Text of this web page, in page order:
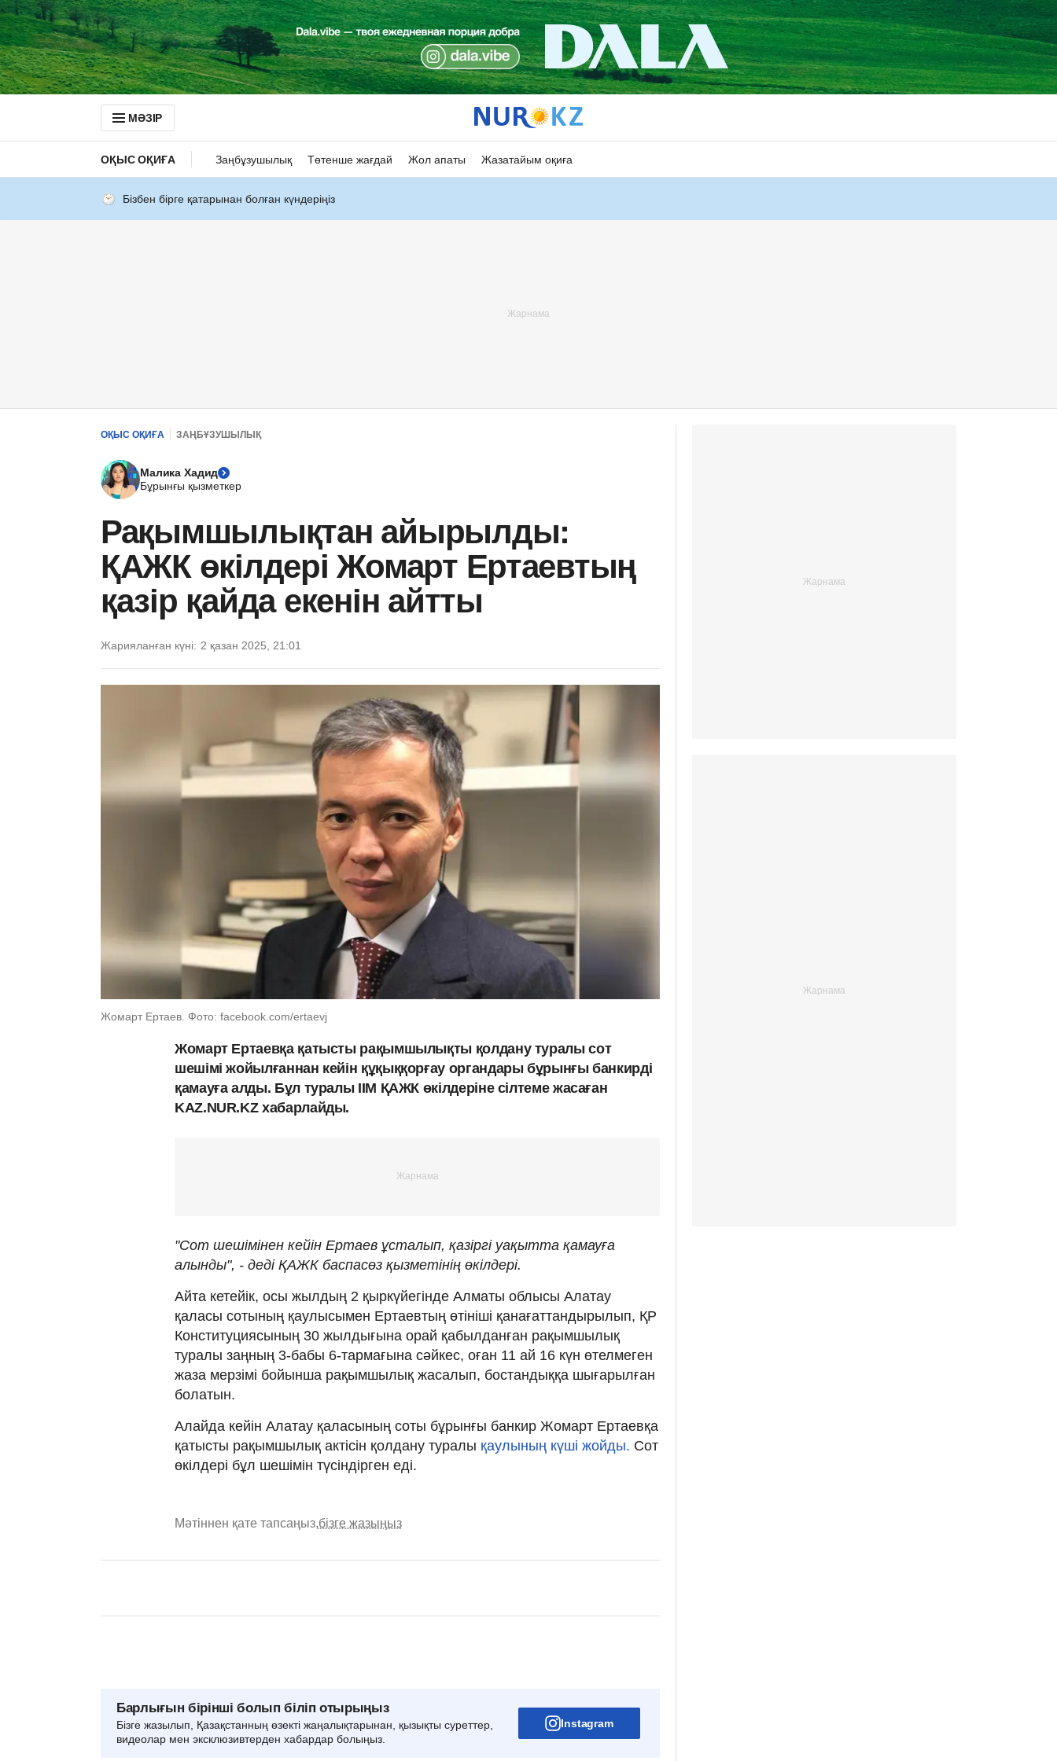
МӘЗІР
ОҚЫС ОҚИҒА Заңбұзушылық Төтенше жағдай Жол апаты Жазатайым оқиға
Бізбен бірге қатарынан болған күндеріңіз
ОҚЫС ОҚИҒА ЗАҢБҰЗУШЫЛЫҚ
Малика Хадид
Бұрынғы қызметкер
Рақымшылықтан айырылды:
ҚАЖК өкілдері Жомарт Ертаевтың
қазір қайда екенін айтты
Жарияланған күні: 2 қазан 2025, 21:01
Жомарт Ертаев. Фото: facebook.com/ertaevj
Жомарт Ертаевқа қатысты рақымшылықты қолдану туралы сот
шешімі жойылғаннан кейін құқыққорғау органдары бұрынғы банкирді
қамауға алды. Бұл туралы ІІМ ҚАЖК өкілдеріне сілтеме жасаған
KAZ.NUR.KZ хабарлайды.
"Сот шешімінен кейін Ертаев ұсталып, қазіргі уақытта қамауға
алынды", - деді ҚАЖК баспасөз қызметінің өкілдері.
Айта кетейік, осы жылдың 2 қыркүйегінде Алматы облысы Алатау
қаласы сотының қаулысымен Ертаевтың өтініші қанағаттандырылып, ҚР
Конституциясының 30 жылдығына орай қабылданған рақымшылық
туралы заңның 3-бабы 6-тармағына сәйкес, оған 11 ай 16 күн өтелмеген
жаза мерзімі бойынша рақымшылық жасалып, бостандыққа шығарылған
болатын.
Алайда кейін Алатау қаласының соты бұрынғы банкир Жомарт Ертаевқа
қатысты рақымшылық актісін қолдану туралы қаулының күші жойды. Сот
өкілдері бұл шешімін түсіндірген еді.
Мәтіннен қате тапсаңыз,бізге жазыңыз
Барлығын бірінші болып біліп отырыңыз
Бізге жазылып, Қазақстанның өзекті жаңалықтарынан, қызықты суреттер,
видеолар мен эксклюзивтерден хабардар болыңыз.
Instagram